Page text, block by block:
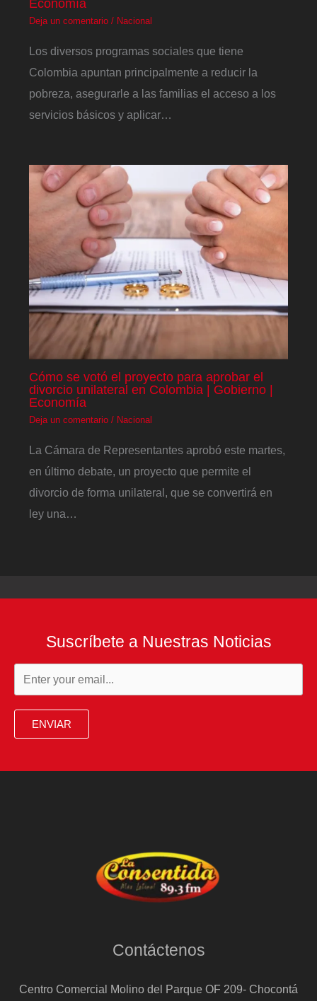
Economía
Deja un comentario / Nacional
Los diversos programas sociales que tiene
Colombia apuntan principalmente a reducir la
pobreza, asegurarle a las familias el acceso a los
servicios básicos y aplicar…
Cómo se votó el proyecto para aprobar el
divorcio unilateral en Colombia | Gobierno |
Economía
Deja un comentario / Nacional
La Cámara de Representantes aprobó este martes,
en último debate, un proyecto que permite el
divorcio de forma unilateral, que se convertirá en
ley una…
Suscríbete a Nuestras Noticias
ENVIAR
Contáctenos
Centro Comercial Molino del Parque OF 209- Chocontá